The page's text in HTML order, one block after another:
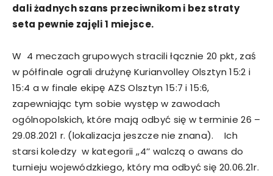
dali żadnych szans przeciwnikom i bez straty
seta pewnie zajęli 1 miejsce.
W 4 meczach grupowych stracili łącznie 20 pkt, zaś
w półfinale ograli drużynę Kurianvolley Olsztyn 15:2 i
15:4 a w finale ekipę AZS Olsztyn 15:7 i 15:6,
zapewniając tym sobie występ w zawodach
ogólnopolskich, które mają odbyć się w terminie 26 –
29.08.2021 r. (lokalizacja jeszcze nie znana). Ich
starsi koledzy w kategorii ,,4’’ walczą o awans do
turnieju wojewódzkiego, który ma odbyć się 20.06.21r.